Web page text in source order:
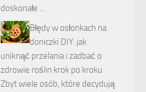
doskonałe …
Błędy w osłonkach na
doniczki DIY: jak
uniknąć przelania i zadbać o
zdrowie roślin krok po kroku
Zbyt wiele osób, które decydują